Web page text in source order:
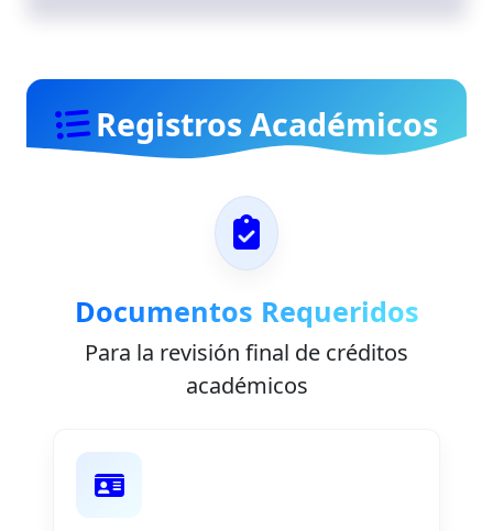
Registros Académicos
Documentos Requeridos
Para la revisión final de créditos
académicos